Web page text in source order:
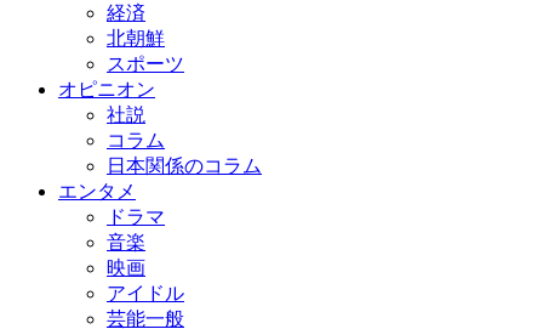
経済
北朝鮮
スポーツ
オピニオン
社説
コラム
日本関係のコラム
エンタメ
ドラマ
音楽
映画
アイドル
芸能一般